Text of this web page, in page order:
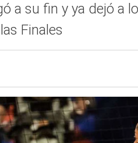
a su fin y ya dejó a
Finales